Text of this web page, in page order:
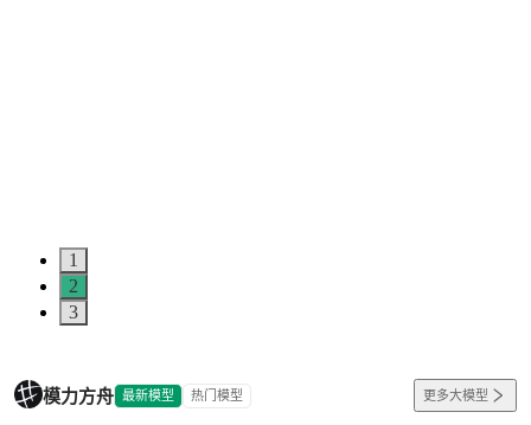
1
2
3
模力方舟 最新模型 热门模型 更多大模型